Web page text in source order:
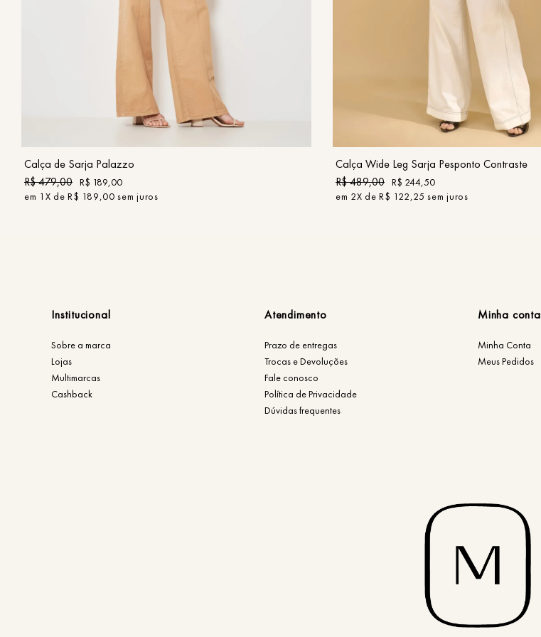
Calça de Sarja Palazzo
R$479,00 R$ 189,00
em 1 X deR$ 189,00 sem juros
36 38
COMPRAR
Calça Wide Leg Sarja Pesponto Contraste
R$489,00 R$ 244,50
em 2X deR$ 122,25 sem juros
Institucional
Sobre a marca
Lojas
Multimarcas
Cashback
Atendimento
Prazo de entregas
Trocas e Devoluções
Fale conosco
Política de Privacidade
Dúvidas frequentes
Minha conta
Minha Conta
Meus Pedidos